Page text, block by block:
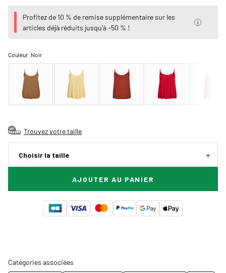
Profitez de 10 % de remise supplémentaire sur les
articles déjà réduits jusqu'à -50 % !
Couleur: Noir
Trouvez votre taille
Choisir la taille
AJOUTER AU PANIER
Catégories associées